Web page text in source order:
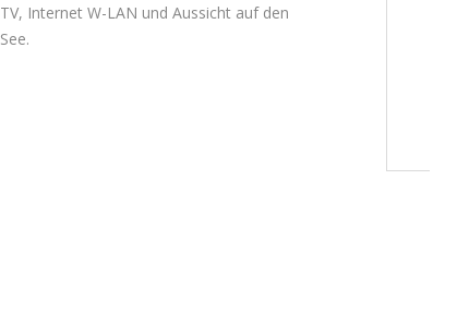
TV, Internet W-LAN und Aussicht auf den
See.